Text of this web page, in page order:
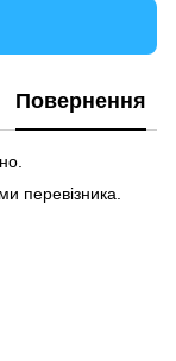
Повернення
перевізника.